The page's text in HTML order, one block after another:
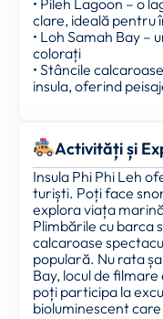
clare, ideală pentru
• Loh Samah Bay –
colorați
• Stâncile
insula, oferind
Activități și
Insula Phi Phi Leh
turiști. Poți face
explora viața
Plimbările cu barca
calcaroase
populară. Nu rata
Bay, locul de
poți participa la
bioluminescent